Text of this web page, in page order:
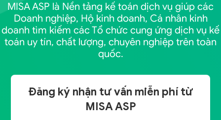
MISA ASP là Nền tảng kế toán dịch vụ giúp các
Doanh nghiệp, Hộ kinh doanh, Cá nhân kinh
doanh tìm kiếm các Tổ chức cung ứng dịch vụ kế
toán uy tín, chất lượng, chuyên nghiệp trên toàn
quốc.
Đăng ký nhận tư vấn miễn phí từ
MISA ASP